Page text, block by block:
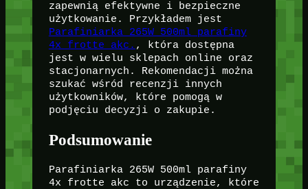
zapewnią efektywne i bezpieczne
użytkowanie. Przykładem jest
Parafiniarka 265W 500ml parafiny
4x frotte akc. , która dostępna
jest w wielu sklepach online oraz
stacjonarnych. Rekomendacji można
szukać wśród recenzji innych
użytkowników, które pomogą w
podjęciu decyzji o zakupie.
Podsumowanie
Parafiniarka 265W 500ml parafiny
4x frotte akc to urządzenie, które